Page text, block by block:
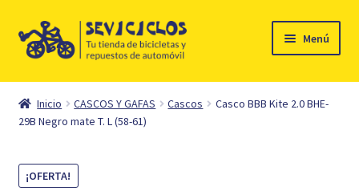
Ir
Ir
al
Menú
Inicio
Ciclismo
Automóvil
Inicio CASCOS Y GAFAS Cascos
Casco BBB Kite 2.0 BHE-
29B Negro mate T. L (58-61)
¡OFERTA!